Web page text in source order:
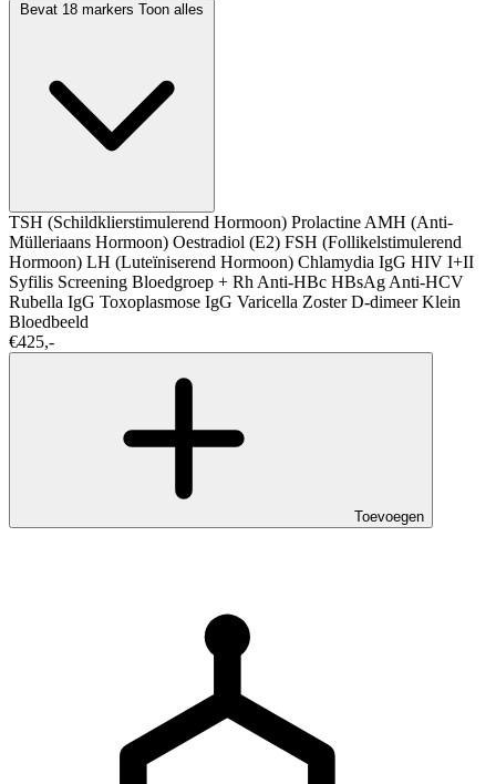
Bevat 18 markers Toon alles
TSH (Schildklierstimulerend Hormoon) ProlactineAMH (Anti-
Mülleriaans Hormoon) Oestradiol (E2) FSH (Follikelstimulerend
Hormoon) LH (Luteïniserend Hormoon) Chlamydia IgG HIV I+II
Syfilis Screening Bloedgroep + RhAnti-HBc HBsAgAnti-HCV
Rubella IgG Toxoplasmose IgG Varicella ZosterD-dimeerKlein
Bloedbeeld
€425,-
Toevoegen